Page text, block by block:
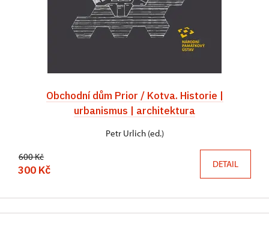
Obchodní dům Prior / Kotva. Historie |
urbanismus | architektura
Petr Urlich (ed.)
600 Kč
300 Kč DETAIL